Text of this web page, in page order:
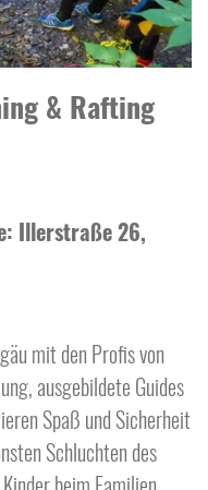
& Rafting
Illerstraße 26,
mit den Profis von
ausgebildete Guides
Spaß und Sicherheit
Schluchten des